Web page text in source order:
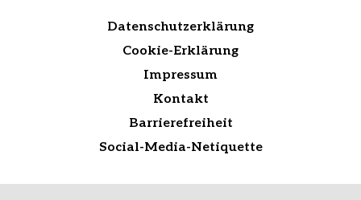
Datenschutzerklärung
Cookie-Erklärung
Impressum
Kontakt
Barrierefreiheit
Social-Media-Netiquette